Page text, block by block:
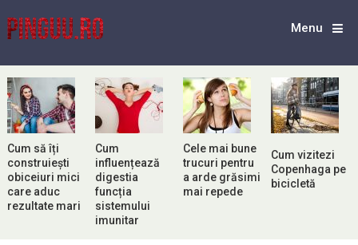
Menu
Cum să îți
construiești
obiceiuri mici
care aduc
rezultate mari
Cum
influențează
digestia
funcția
sistemului
imunitar
Cele mai bune
trucuri pentru
a arde grăsimi
mai repede
Cum vizitezi
Copenhaga pe
bicicletă